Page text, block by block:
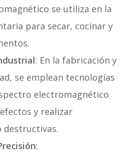
se utiliza en la
para secar, cocinar y
: En la fabricación y
se emplean tecnologías
electromagnético
y realizar
destructivas.
: